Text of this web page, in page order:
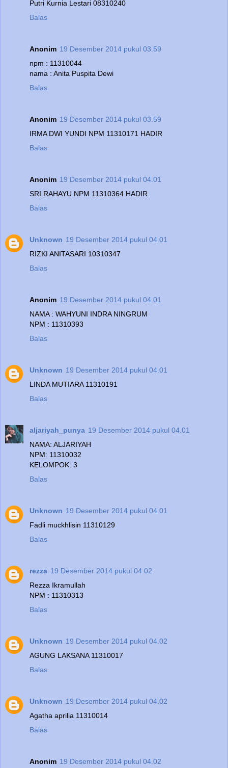
Putri Kurnia Lestari 08310240
Balas
Anonim 19 Desember 2014 pukul 03.59
npm : 11310044
nama : Anita Puspita Dewi
Balas
Anonim 19 Desember 2014 pukul 03.59
IRMA DWI YUNDI NPM 11310171 HADIR
Balas
Anonim 19 Desember 2014 pukul 04.01
SRI RAHAYU NPM 11310364 HADIR
Balas
Unknown 19 Desember 2014 pukul 04.01
RIZKI ANITASARI 10310347
Balas
Anonim 19 Desember 2014 pukul 04.01
NAMA : WAHYUNI INDRA NINGRUM
NPM : 11310393
Balas
Unknown 19 Desember 2014 pukul 04.01
LINDA MUTIARA 11310191
Balas
aljariyah_punya 19 Desember 2014 pukul 04.01
NAMA: ALJARIYAH
NPM: 11310032
KELOMPOK: 3
Balas
Unknown 19 Desember 2014 pukul 04.01
Fadli muckhlisin 11310129
Balas
rezza 19 Desember 2014 pukul 04.02
Rezza Ikramullah
NPM : 11310313
Balas
Unknown 19 Desember 2014 pukul 04.02
AGUNG LAKSANA 11310017
Balas
Unknown 19 Desember 2014 pukul 04.02
Agatha aprilia 11310014
Balas
Anonim 19 Desember 2014 pukul 04.02